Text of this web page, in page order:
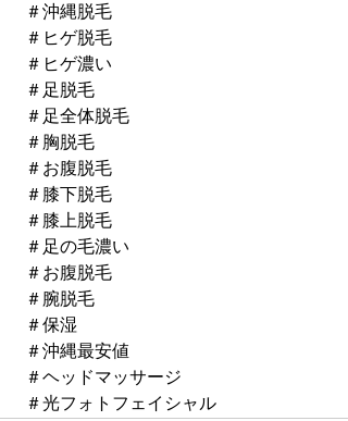
＃沖縄脱毛
＃ヒゲ脱毛
＃ヒゲ濃い
＃足脱毛
＃足全体脱毛
＃胸脱毛
＃お腹脱毛
＃膝下脱毛
＃膝上脱毛
＃足の毛濃い
＃お腹脱毛
＃腕脱毛
＃保湿
＃沖縄最安値
＃ヘッドマッサージ
＃光フォトフェイシャル